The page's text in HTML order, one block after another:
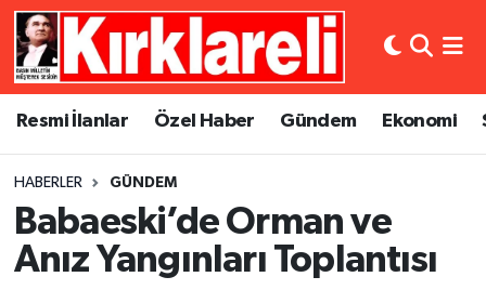
Resmi İlanlar Özel Haber Gündem Ekonomi
HABERLER GÜNDEM
Babaeski’de Orman ve
Anız Yangınları Toplantısı
Resmi İlanlar
Gündem
Ekonomi
Asayiş
Dünya
Eğitim
Künye
Gizlilik Sözleşmesi
Merkez Nöbetçi Eczaneler
Merkez Trafik Yoğunluk Haritası
Süper Lig Puan Durumu ve Fikstür